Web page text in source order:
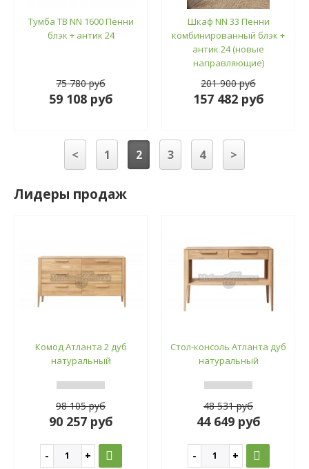
Тумба ТВ NN 1600 Пенни
блэк + антик 24
75 780 руб
59 108 руб
Шкаф NN 33 Пенни
комбинированный блэк +
антик 24 (новые
направляющие)
201 900 руб
157 482 руб
< 1 2 3 4 >
Лидеры продаж
Комод Атланта 2 дуб
натуральный
98 105 руб
90 257 руб
Стол-консоль Атланта дуб
натуральный
48 531 руб
44 649 руб